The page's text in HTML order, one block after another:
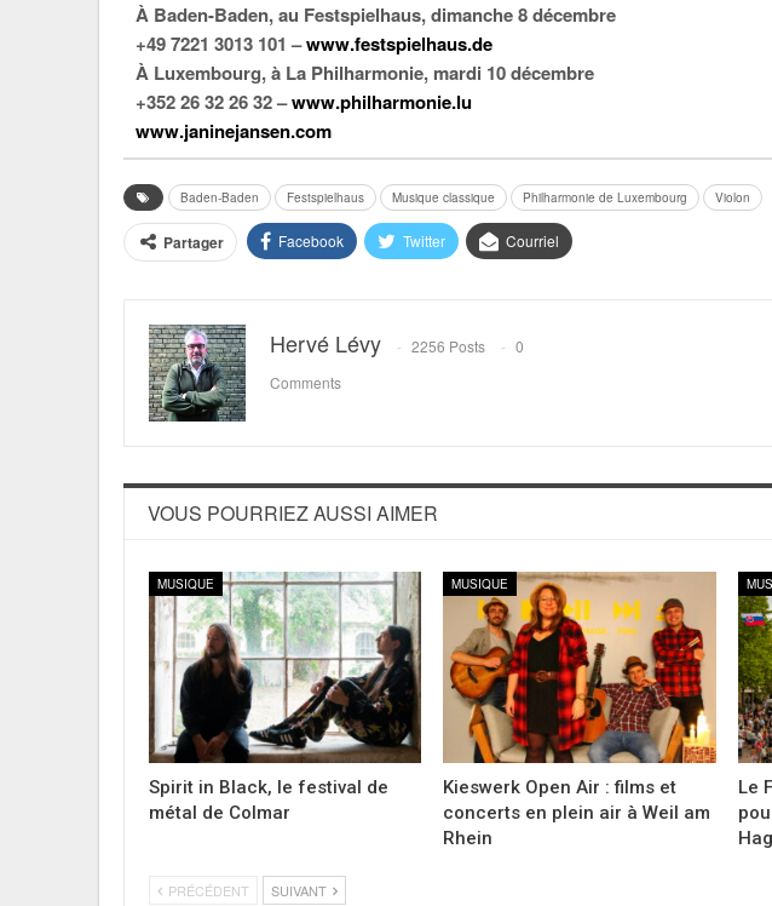
À Baden-Baden, au Festspielhaus, dimanche 8 décembre
+49 7221 3013 101 –www.festspielhaus.de
À Luxembourg, à La Philharmonie, mardi 10 décembre
+352 26 32 26 32 –www.philharmonie.lu
www.janinejansen.com
Baden-Baden Festspielhaus Musique classique Philharmonie de Luxembourg Violon
Partager Facebook Twitter Courriel
Hervé Lévy 2256 Posts
0
Comments
VOUS POURRIEZ AUSSI AIMER
MUSIQUE
Spirit in Black, le festival de
métal de Colmar
MUSIQUE
Kieswerk Open Air : films et
concerts en plein air à Weil am
Rhein
Le
PRÉCÉDENT SUIVANT